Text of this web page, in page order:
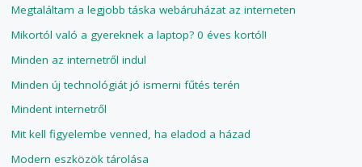
Megtaláltam a legjobb táska webáruházat az interneten
Mikortól való a gyereknek a laptop? 0 éves kortól!
Minden az internetről indul
Minden új technológiát jó ismerni fűtés terén
Mindent internetről
Mit kell figyelembe venned, ha eladod a házad
Modern eszközök tárolása